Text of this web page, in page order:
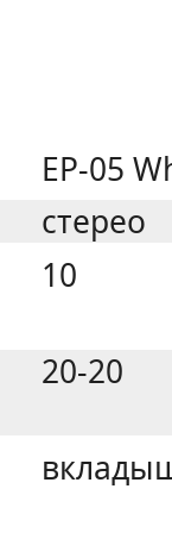
EP-05
стерео
10
20-20